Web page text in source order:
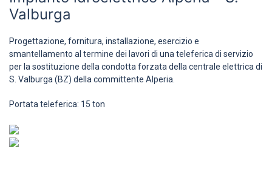
Valburga
Progettazione, fornitura, installazione, esercizio e
smantellamento al termine dei lavori di una teleferica di servizio
per la sostituzione della condotta forzata della centrale elettrica di
S. Valburga (BZ) della committente Alperia.
Portata teleferica: 15 ton